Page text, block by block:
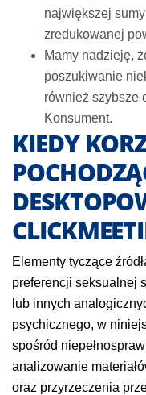
największej
zredukowanej
Mamy nadzieję,
poszukiwanie
również szybsze
Konsument.
KIEDY
Elementy tyczące
preferencji seksualnej
lub innych
psychicznego, w
spośród
analizowanie
oraz przyrzeczenia